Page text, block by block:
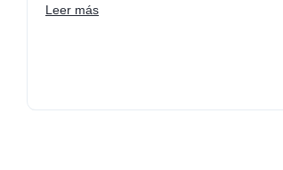
Leer más